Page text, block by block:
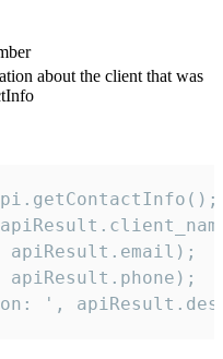
about the client that was
',